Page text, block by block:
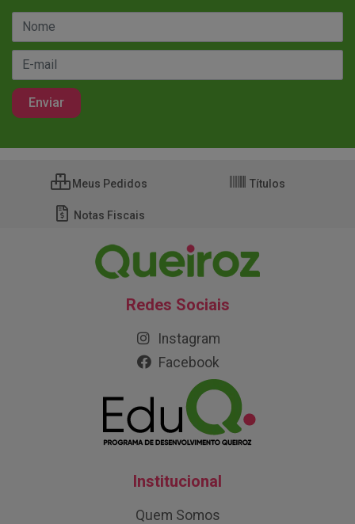
Meus Pedidos Títulos
Notas Fiscais
Redes Sociais
Instagram
Facebook
Institucional
Quem Somos